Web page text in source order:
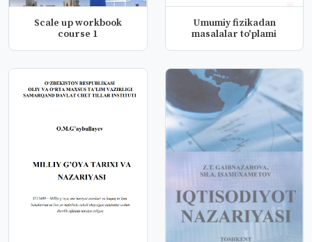
Scale up workbook
course 1
Umumiy fizikadan
masalalar to'plami